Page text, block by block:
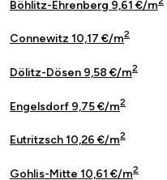
Böhlitz-Ehrenberg 9,61 €/m
Connewitz 10,17 €/m2
Dölitz-Dösen 9,58 €/m2
Engelsdorf 9,75 €/m2
Eutritzsch 10,26 €/m2
Gohlis-Mitte 10,61 €/m2